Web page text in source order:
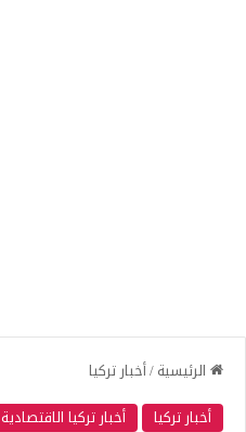
الرئيسية/أخبار تركيا
أخبار تركيا
أخبار تركيا الاقتصادية